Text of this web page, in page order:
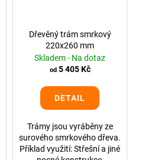
Dřevěný trám smrkový
220x260 mm
Skladem - Na dotaz
od5 405 Kč
DETAIL
Trámy jsou vyráběny ze
surového smrkového dřeva.
Příklad využití: Střešní a jiné